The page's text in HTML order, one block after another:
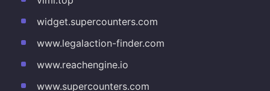
widget.supercounters.com
www.legalaction-finder.com
www.reachengine.io
www.supercounters.com